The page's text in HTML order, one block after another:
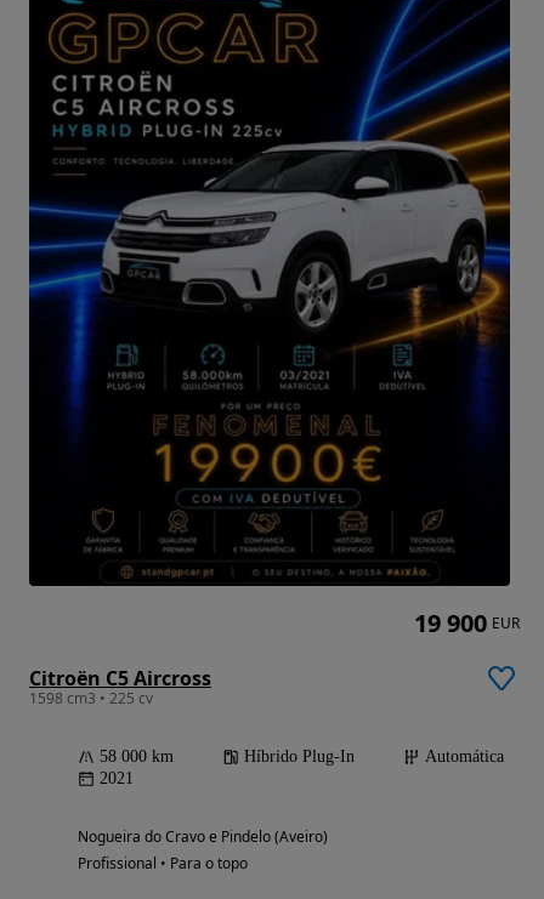
Citroën C5 Aircross
1598 cm3 • 225 cv
58 000 km Híbrido Plug-In
Automática
2021
Nogueira do Cravo e Pindelo (Aveiro)
Profissional • Para o topo
19 900 EUR